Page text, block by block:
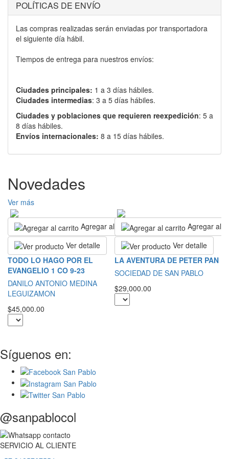
POLÍTICAS DE ENVÍO
Las compras realizadas serán enviadas por transportadora
el siguiente día hábil.
Tiempos de entrega para nuestros envíos:
Ciudades principales: 1 a 3 días hábiles.
Ciudades intermedias: 3 a 5 días hábiles.
Ciudades y poblaciones que requieren reexpedición: 5 a
8 días hábiles.
Envíos internacionales: 8 a 15 días hábiles.
Novedades
Ver más
Agregar al carrito
Ver detalle
TODO LO HAGO POR EL
EVANGELIO 1 CO 9-23
DANILO ANTONIO MEDINA
LEGUIZAMON
$45,000.00
Agregar al
Ver detalle
LA AVENTURA DE PETER PAN
SOCIEDAD DE SAN PABLO
$29,000.00
Síguenos en:
@sanpablocol
SERVICIO AL CLIENTE